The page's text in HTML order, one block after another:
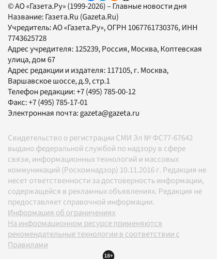
© АО «Газета.Ру» (1999-2026) – Главные новости дня
Название: Газета.Ru (Gazeta.Ru)
Учредитель:АО «Газета.Ру», ОГРН 1067761730376, ИНН
7743625728
Адрес учредителя: 125239, Россия, Москва, Коптевская
улица, дом 67
Адрес редакции и издателя: 117105, г. Москва,
Варшавское шоссе, д.9, стр.1
Телефон редакции:+7 (495) 785-00-12
Факс:+7 (495) 785-17-01
Электронная почта:gazeta@gazeta.ru
Свидетельство о регистрации СМИ Эл № ФС77-67642
выдано федеральной службой по надзору в сфере
связи, информационных технологий и массовых
коммуникаций (Роскомнадзор) 10.11.2016 г. Редакция не
несет ответственности за достоверность информации,
содержащейся в рекламных объявлениях. Редакция не
предоставляет справочной информации.
Информация об ограничениях
На информационном ресурсе применяются
рекомендательные технологии в соответствии с
Правилами
18+